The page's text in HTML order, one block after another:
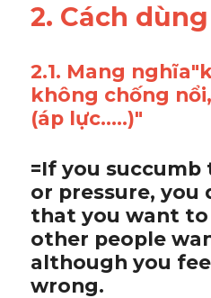
IELTS Advice
Đề thi thật Task 2
Speaking
Writing
Reading
2. Cách dùng
2.1. Mang
không chống
(áp lực.....)"
=If you
or pressure, you
that you want
other people
although you
wrong.